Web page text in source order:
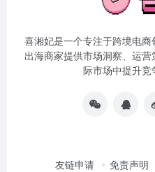
喜湘妃是一个专注于跨境电
出海商家提供市场洞察、运
际市场中提升竞
友链申请 免责声明